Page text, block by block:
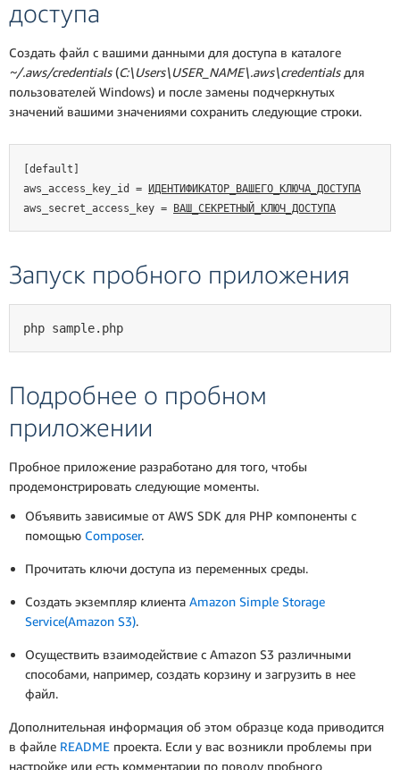
доступа
Создать файл с вашими данными для доступа в каталоге
~/.aws/credentials(C:\Users\USER_NAME\.aws\credentialsдля
пользователей Windows) и после замены подчеркнутых
значений вашими значениями сохранить следующие строки.
[default]
aws_access_key_id =
ИДЕНТИФИКАТОР_ВАШЕГО_КЛЮЧА_ДОСТУПА
aws_secret_access_key =
ВАШ_СЕКРЕТНЫЙ_КЛЮЧ_ДОСТУПА
Запуск пробного приложения
php sample.php
Подробнее о пробном
приложении
Пробное приложение разработано для того, чтобы
продемонстрировать следующие моменты.
Объявить зависимые от AWS SDK для PHP компоненты с
помощью Composer.
Прочитать ключи доступа из переменных среды.
Создать экземпляр клиента Amazon Simple Storage
Service(Amazon S3).
Осуществить взаимодействие с Amazon S3 различными
способами, например, создать корзину и загрузить в нее
файл.
Дополнительная информация об этом образце кода приводится
в файле README проекта. Если у вас возникли проблемы при
настройке или есть комментарии по поводу пробного